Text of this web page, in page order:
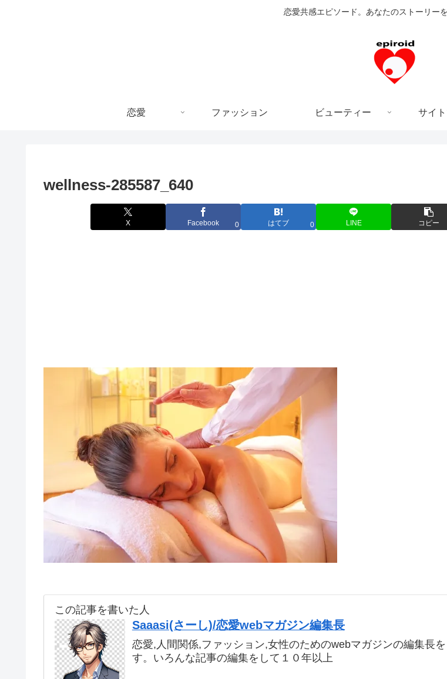
恋愛共感エピソード。あなたのストーリー
恋愛 ファッション ビューティー サイ
wellness-285587_640
X Facebook 0 はてブ 0 LINE コピー
この記事を書いた人
Saaasi(さーし)/恋愛webマガジン編集長
恋愛,人間関係,ファッション,女性のためのwebマガジンの編集長を
す。いろんな記事の編集をして１０年以上